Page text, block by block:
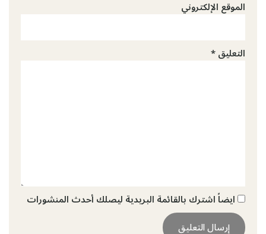
الموقع الإلكتروني
التعليق*
ايضاً اشترك بالقائمة البريدية ليصلك أحدث المنشورات